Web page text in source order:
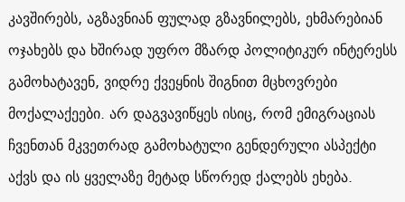
კავშირებს, აგზავნიან ფულად გზავნილებს, ეხმარებიან
ოჯახებს და ხშირად უფრო მზარდ პოლიტიკურ ინტერესს
გამოხატავენ, ვიდრე ქვეყნის შიგნით მცხოვრები
მოქალაქეები. არ დაგვავიწყეს ისიც, რომ ემიგრაციას
ჩვენთან მკვეთრად გამოხატული გენდერული ასპექტი
აქვს და ის ყველაზე მეტად სწორედ ქალებს ეხება.